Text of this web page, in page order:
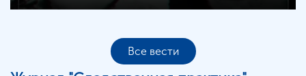
Все вести